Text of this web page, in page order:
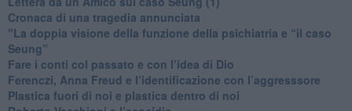
​Cronaca di una tragedia annunciata
"​La doppia visione della funzione della psichiatria e “il caso
Seung”
​Fare i conti col passato e con l’idea di Dio
​Ferenczi, Anna Freud e l’identificazione con l’aggresssore
Plastica fuori di noi e plastica dentro di noi